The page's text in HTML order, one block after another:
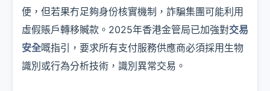
便，但若果冇足夠身份核實機制，詐騙集團可能利用
虛假賬戶轉移贓款。2025年香港金管局已加強對交易
安全嘅指引，要求所有支付服務供應商必須採用生物
識別或行為分析技術，識別異常交易。